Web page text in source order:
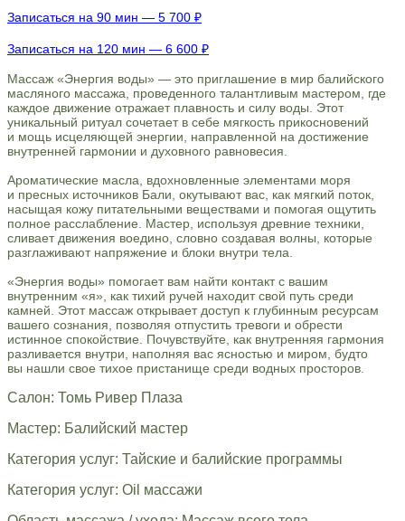
Записаться на 90 мин — 5 700 ₽
Записаться на 120 мин — 6 600 ₽
Массаж «Энергия воды» — это приглашение в мир балийского
масляного массажа, проведенного талантливым мастером, где
каждое движение отражает плавность и силу воды. Этот
уникальный ритуал сочетает в себе мягкость прикосновений
и мощь исцеляющей энергии, направленной на достижение
внутренней гармонии и духовного равновесия.
Ароматические масла, вдохновленные элементами моря
и пресных источников Бали, окутывают вас, как мягкий поток,
насыщая кожу питательными веществами и помогая ощутить
полное расслабление. Мастер, используя древние техники,
сливает движения воедино, словно создавая волны, которые
разглаживают напряжение и блоки внутри тела.
«Энергия воды» помогает вам найти контакт с вашим
внутренним «я», как тихий ручей находит свой путь среди
камней. Этот массаж открывает доступ к глубинным ресурсам
вашего сознания, позволяя отпустить тревоги и обрести
истинное спокойствие. Почувствуйте, как внутренняя гармония
разливается внутри, наполняя вас ясностью и миром, будто
вы нашли свое тихое пристанище среди водных просторов.
Салон: Томь Ривер Плаза
Мастер: Балийский мастер
Категория услуг: Тайские и балийские программы
Категория услуг: Oil массажи